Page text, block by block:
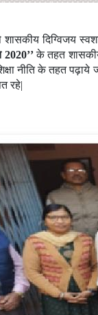
दिग्विजय
2020’’के तहत शासकीय
नीति के तहत
रहे|